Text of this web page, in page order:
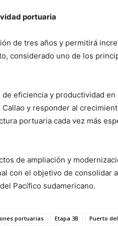
portuaria
de tres años y permitirá
considerado uno de los
eficiencia y productividad en
y responder al
portuaria cada vez más
de ampliación y
con el objetivo de consolidar
Pacífico sudamericano.
portuarias Etapa 3B
Puerto